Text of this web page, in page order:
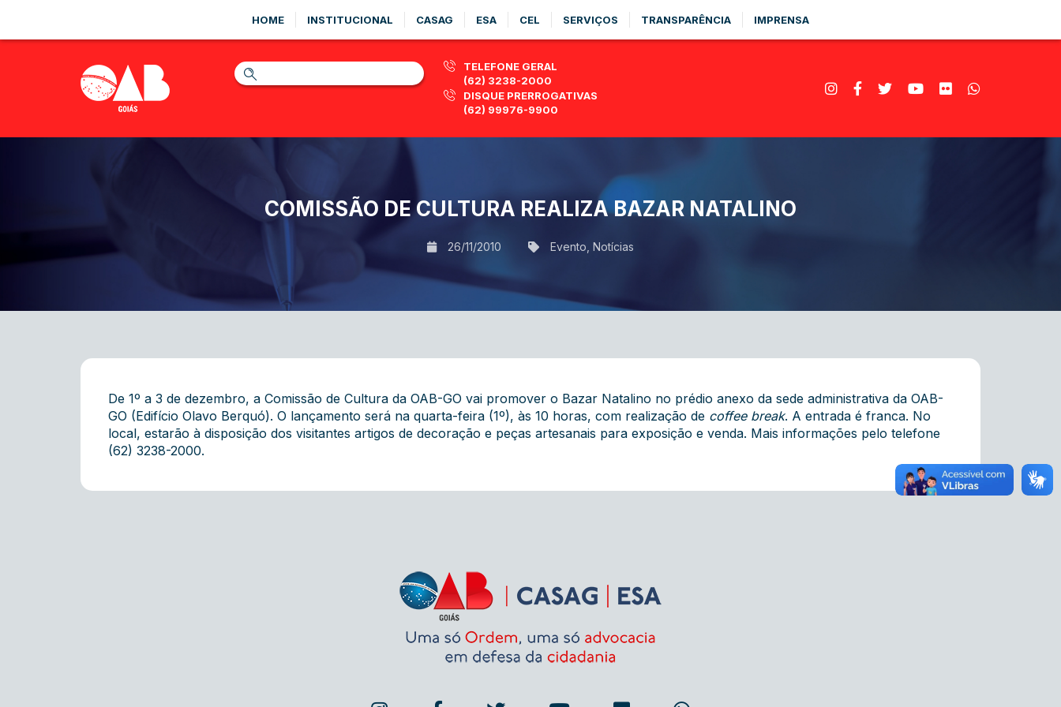
HOME INSTITUCIONAL CASAG ESA CEL SERVIÇOS TRANSPARÊNCIA IMPRENSA
TELEFONE GERAL
(62) 3238-2000
DISQUE PRERROGATIVAS
(62) 99976-9900
COMISSÃO DE CULTURA REALIZA BAZAR NATALINO
26/11/2010 Evento Notícias
De 1º a 3 de dezembro, a Comissão de Cultura da OAB-GO vai promover o Bazar Natalino no prédio anexo da sede administrativa da OAB-
GO (Edifício Olavo Berquó). O lançamento será na quarta-feira (1º), às 10 horas, com realização de coffee break. A entrada é franca. No
local, estarão à disposição dos visitantes artigos de decoração e peças artesanais para exposição e venda. Mais informações pelo telefone
(62) 3238-2000.